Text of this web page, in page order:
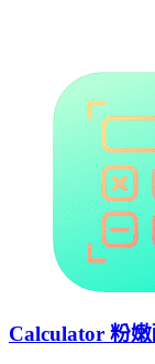
Calculator 粉